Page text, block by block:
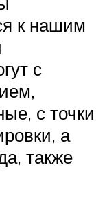
к нашим
с
с точки
а
также